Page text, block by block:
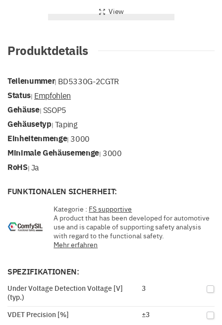
View
Produktdetails
Teilenummer| BD5330G-2CGTR
Status| Empfohlen
Gehäuse| SSOP5
Gehäusetyp| Taping
Einheitenmenge| 3000
Minimale Gehäusemenge| 3000
RoHS| Ja
FUNKTIONALEN SICHERHEIT:
Kategorie : FS supportive
A product that has been developed for automotive
use and is capable of supporting safety analysis
with regard to the functional safety.
Mehr erfahren
SPEZIFIKATIONEN:
Under Voltage Detection Voltage [V]
(typ.)
3
VDET Precision [%] ±3